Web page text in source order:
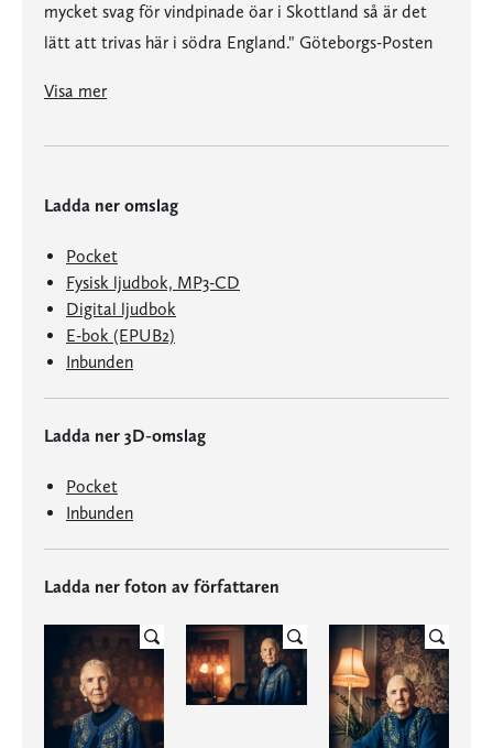
mycket svag för vindpinade öar i Skottland så är det
lätt att trivas här i södra England." Göteborgs-Posten
Visa mer
Ladda ner omslag
Pocket
Fysisk ljudbok, MP3-CD
Digital ljudbok
E-bok (EPUB2)
Inbunden
Ladda ner 3D-omslag
Pocket
Inbunden
Ladda ner foton av författaren